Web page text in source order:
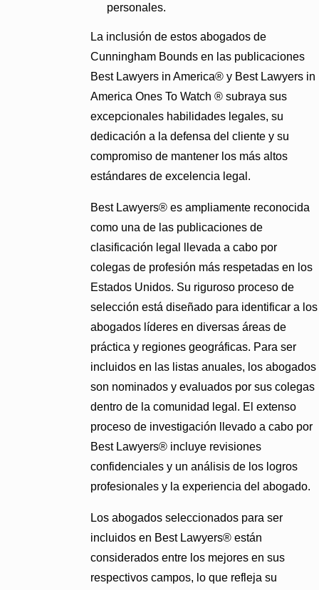
personales.
La inclusión de estos abogados de
Cunningham Bounds en las publicaciones
Best Lawyers in America® y Best Lawyers in
America Ones To Watch ® subraya sus
excepcionales habilidades legales, su
dedicación a la defensa del cliente y su
compromiso de mantener los más altos
estándares de excelencia legal.
Best Lawyers® es ampliamente reconocida
como una de las publicaciones de
clasificación legal llevada a cabo por
colegas de profesión más respetadas en los
Estados Unidos. Su riguroso proceso de
selección está diseñado para identificar a los
abogados líderes en diversas áreas de
práctica y regiones geográficas. Para ser
incluidos en las listas anuales, los abogados
son nominados y evaluados por sus colegas
dentro de la comunidad legal. El extenso
proceso de investigación llevado a cabo por
Best Lawyers® incluye revisiones
confidenciales y un análisis de los logros
profesionales y la experiencia del abogado.
Los abogados seleccionados para ser
incluidos en Best Lawyers® están
considerados entre los mejores en sus
respectivos campos, lo que refleja su